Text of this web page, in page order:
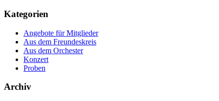
Kategorien
Angebote für Mitglieder
Aus dem Freundeskreis
Aus dem Orchester
Konzert
Proben
Archiv